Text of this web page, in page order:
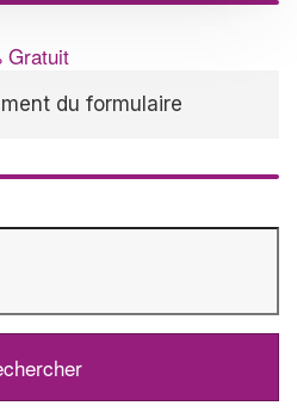
Gratuit
du formulaire